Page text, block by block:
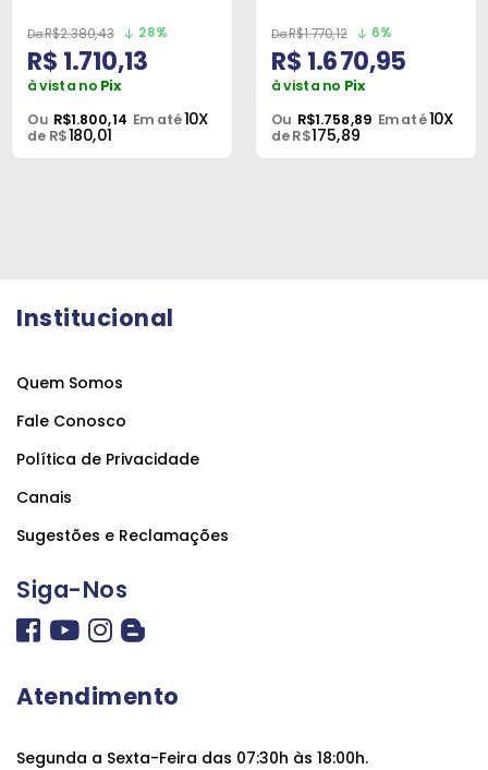
R$2.380,43 28%
R$ 1.710,13
à vista no Pix
Ou R$1.800,14 Em até10X
de R$180,01
R$1.770,12 6%
R$ 1.670,95
à vista no Pix
Ou R$1.758,89 Em até10X
de R$175,89
Institucional
Quem Somos
Fale Conosco
Política de Privacidade
Canais
Sugestões e Reclamações
Siga-Nos
Atendimento
Segunda a Sexta-Feira das 07:30h às 18:00h.